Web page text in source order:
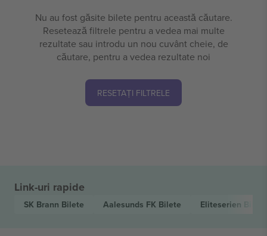
Nu au fost găsite bilete pentru această căutare.
Resetează filtrele pentru a vedea mai multe
rezultate sau introdu un nou cuvânt cheie, de
căutare, pentru a vedea rezultate noi
RESETAȚI FILTRELE
Link-uri rapide
SK Brann Bilete Aalesunds FK Bilete Eliteserien